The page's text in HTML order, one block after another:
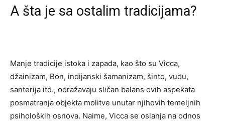
A šta je sa ostalim tradicijama?
Manje tradicije istoka i zapada, kao što su Vicca,
džainizam, Bon, indijanski šamanizam, šinto, vudu,
santerija itd., odražavaju sličan balans ovih aspekata
posmatranja objekta molitve unutar njihovih temeljnih
psiholoških osnova. Naime, Vicca se oslanja na odnos